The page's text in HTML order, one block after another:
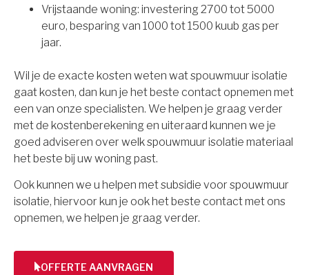
Vrijstaande woning: investering 2700 tot 5000
euro, besparing van 1000 tot 1500 kuub gas per
jaar.
Wil je de exacte kosten weten wat spouwmuur isolatie
gaat kosten, dan kun je het beste contact opnemen met
een van onze specialisten. We helpen je graag verder
met de kostenberekening en uiteraard kunnen we je
goed adviseren over welk spouwmuur isolatie materiaal
het beste bij uw woning past.
Ook kunnen we u helpen met subsidie voor spouwmuur
isolatie, hiervoor kun je ook het beste contact met ons
opnemen, we helpen je graag verder.
OFFERTE AANVRAGEN